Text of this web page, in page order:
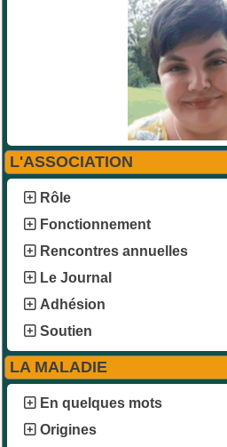
L'ASSOCIATION
Rôle
Fonctionnement
Rencontres annuelles
Le Journal
Adhésion
Soutien
LA MALADIE
En quelques mots
Origines